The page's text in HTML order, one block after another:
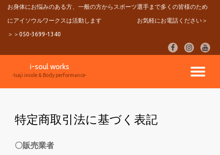
ン
お身体にお悩みのある方、一般の方からスポーツ選手まで多くの皆様のため
にアイソウルワークスは活動します お気軽にお電話ください＞
＞＞050-3699-1340
fa-
facebook
fa-
instagram
fa-
ナ
i-soul works
-Isaji insole & Body performance-
特定商取引法に基づく表記
〇販売業者